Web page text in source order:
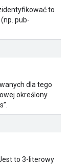
to
pub-
dla tego
określony
to 3-literowy